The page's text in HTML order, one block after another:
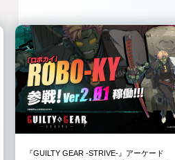
『GUILTY GEAR -STRIVE-』アーケード